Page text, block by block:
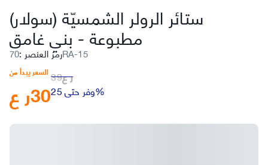
ستائر الرولر الشمسيّة (سولار)
مطبوعة-بني غامق
رمز العنصر : 70RA-15
السعر يبدأ من
ر ع30
ر ع39
وفر حتى 25%